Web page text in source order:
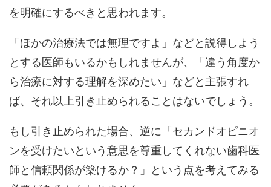
を明確にするべきと思われます。
「ほかの治療法では無理ですよ」などと説得しよう
とする医師もいるかもしれませんが、「違う角度か
ら治療に対する理解を深めたい」などと主張すれ
ば、それ以上引き止められることはないでしょう。
もし引き止められた場合、逆に「セカンドオピニオ
ンを受けたいという意思を尊重してくれない歯科医
師と信頼関係が築けるか？」という点を考えてみる